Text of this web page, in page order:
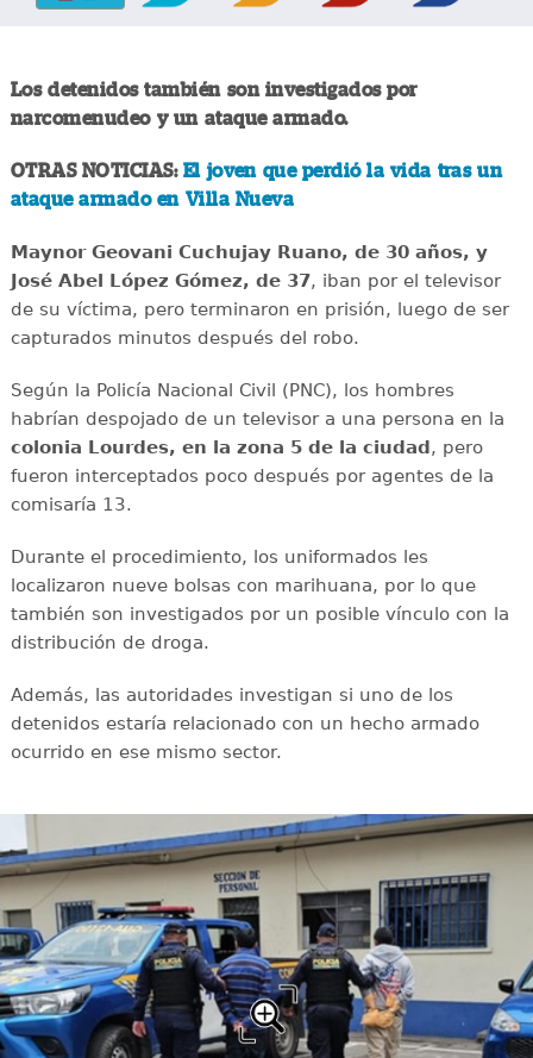
Los detenidos también son investigados por
narcomenudeo y un ataque armado.
OTRAS NOTICIAS: El joven que perdió la vida tras un
ataque armado en Villa Nueva
Maynor Geovani Cuchujay Ruano, de 30 años, y
José Abel López Gómez, de 37, iban por el televisor
de su víctima, pero terminaron en prisión, luego de ser
capturados minutos después del robo.
Según la Policía Nacional Civil (PNC), los hombres
habrían despojado de un televisor a una persona en la
colonia Lourdes, en la zona 5 de la ciudad, pero
fueron interceptados poco después por agentes de la
comisaría 13.
Durante el procedimiento, los uniformados les
localizaron nueve bolsas con marihuana, por lo que
también son investigados por un posible vínculo con la
distribución de droga.
Además, las autoridades investigan si uno de los
detenidos estaría relacionado con un hecho armado
ocurrido en ese mismo sector.